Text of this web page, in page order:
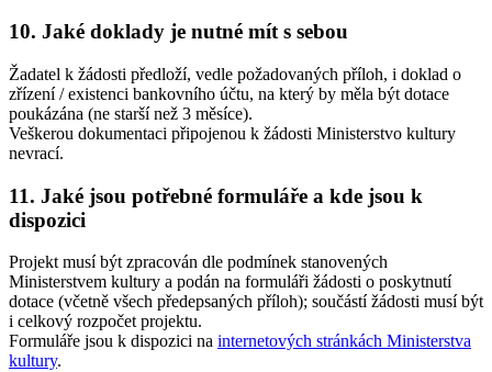
10. Jaké doklady je nutné mít s sebou
Žadatel k žádosti předloží, vedle požadovaných příloh, i doklad o
zřízení / existenci bankovního účtu, na který by měla být dotace
poukázána (ne starší než 3 měsíce).
Veškerou dokumentaci připojenou k žádosti Ministerstvo kultury
nevrací.
11. Jaké jsou potřebné formuláře a kde jsou k
dispozici
Projekt musí být zpracován dle podmínek stanovených
Ministerstvem kultury a podán na formuláři žádosti o poskytnutí
dotace (včetně všech předepsaných příloh); součástí žádosti musí být
i celkový rozpočet projektu.
Formuláře jsou k dispozici na internetových stránkách Ministerstva
kultury.